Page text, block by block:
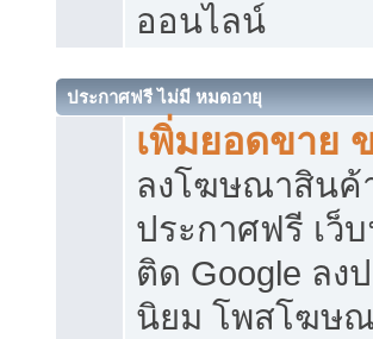
ออนไลน์
ประกาศฟรี ไม่มี หมดอายุ
เพิ่มยอดขาย
ลงโฆษณาสิน
ประกาศฟรี เว็
ติด Google ลง
นิยม โพสโฆษ